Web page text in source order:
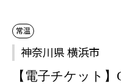
常温
神奈川県 横浜市
【電子チケット